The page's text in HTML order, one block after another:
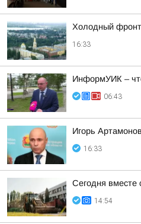
Холодный фронт
16:33
ИнформУИК –
06:43
Игорь
16:33
Сегодня вместе
14:54